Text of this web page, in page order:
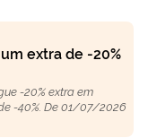
extra de -20%
-20% extra em
-40%. De 01/07/2026